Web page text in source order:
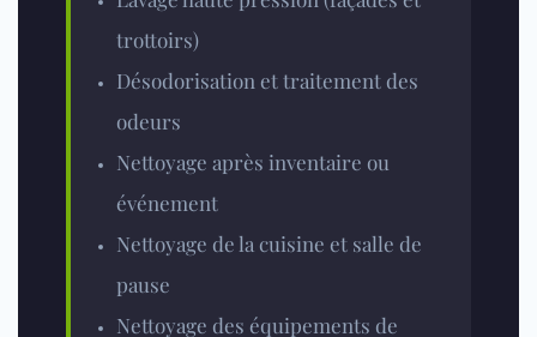
trottoirs)
Désodorisation et traitement des
odeurs
Nettoyage après inventaire ou
événement
Nettoyage de la cuisine et salle de
pause
Nettoyage des équipements de